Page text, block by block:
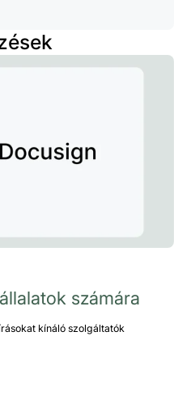
számára
kínáló szolgáltatók